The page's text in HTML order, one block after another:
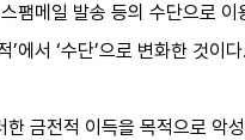
팸메일 발송 등의 수단으로
’에서 ‘수단’으로 변화한 것
한 금전적 이득을 목적으로 악